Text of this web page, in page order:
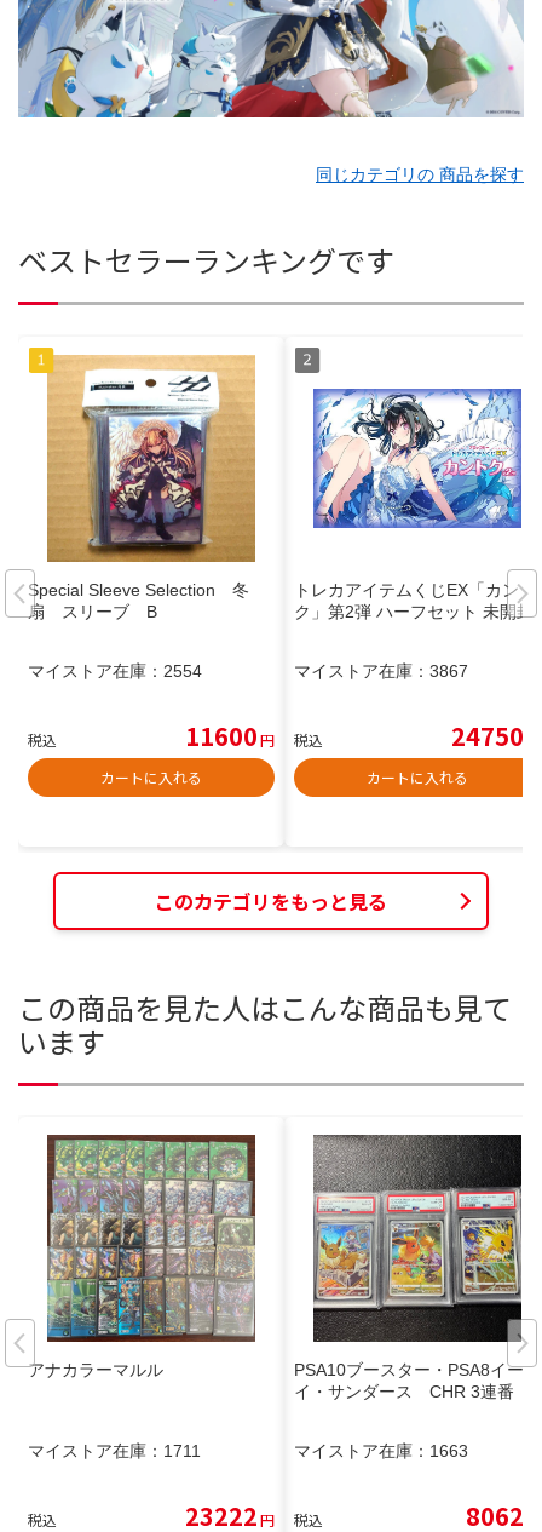
同じカテゴリの 商品を探す
ベストセラーランキングです
Special Sleeve Selection 冬
扇 スリーブ B
マイストア在庫： 2554
税込 11600円
カートに入れる
トレカアイテムくじEX「カント
ク」第2弾 ハーフセット 未開封
マイストア在庫： 3867
税込 24750
カートに入れる
このカテゴリをもっと見る
この商品を見た人はこんな商品も見て
います
アナカラーマルル
マイストア在庫： 1711
税込 23222円
PSA10ブースター・PSA8イーブ
イ・サンダース CHR 3連番
マイストア在庫： 1663
税込 8062